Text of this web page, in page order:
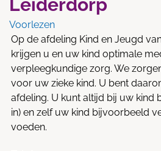
Leiderdorp
Voorlezen
Op de afdeling Kind en Jeugd
krijgen u en uw kind optimale
verpleegkundige zorg. We
voor uw zieke kind. U bent
afdeling. U kunt altijd bij uw kind
in) en zelf uw kind bijvoorbeeld
voeden.